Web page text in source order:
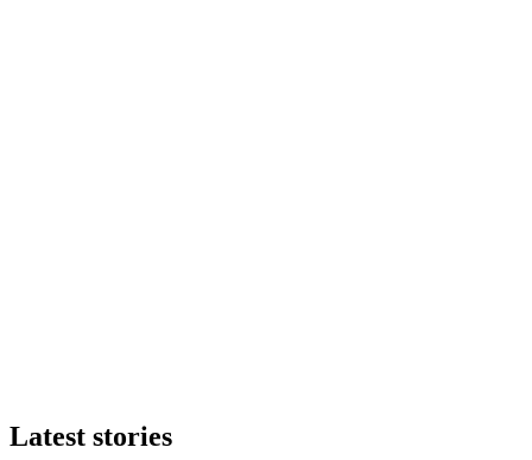
Latest stories